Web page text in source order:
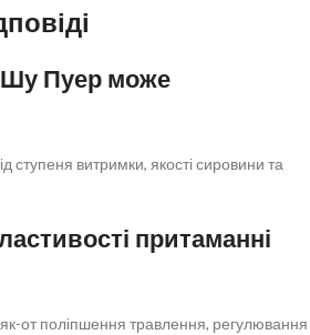
Шу Пуер може
ступеня витримки, якості сировини та
притаманні
от поліпшення травлення, регулювання